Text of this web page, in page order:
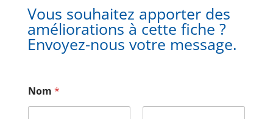
Vous souhaitez apporter des
améliorations à cette fiche ?
Envoyez-nous votre message.
Nom *